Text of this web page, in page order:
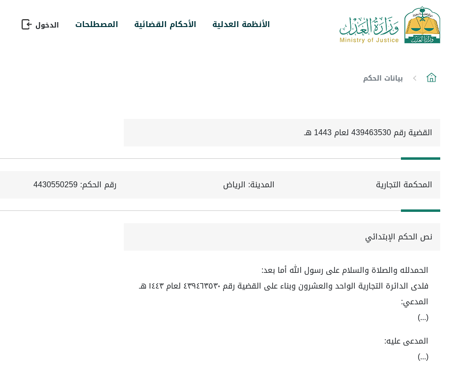
الأنظمة العدلية الأحكام القضائية المصطلحات الدخول
بيانات الحكم
القضية رقم 439463530 لعام 1443 هـ
المحكمة التجارية المدينة: الرياض رقم الحكم: 4430550259
نص الحكم الإبتدائي
الحمدلله والصلاة والسلام على رسول الله أما بعد:
فلدى الدائرة التجارية الواحد والعشرون وبناء على القضية رقم ٤٣٩٤٦٣٥٣٠ لعام ١٤٤٣ هـ
المدعي:
(...)
المدعى عليه:
(...)